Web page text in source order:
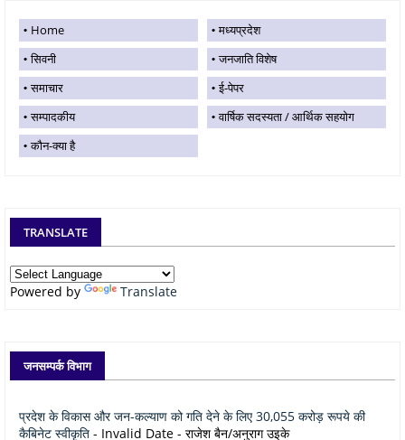
Home
मध्यप्रदेश
सिवनी
जनजाति विशेष
समाचार
ई-पेपर
सम्पादकीय
वार्षिक सदस्यता / आर्थिक सहयोग
कौन-क्या है
TRANSLATE
Powered by Translate
जनसम्पर्क विभाग
प्रदेश के विकास और जन-कल्याण को गति देने के लिए 30,055 करोड़ रूपये की
कैबिनेट स्वीकृति - Invalid Date - राजेश बैन/अनुराग उइके